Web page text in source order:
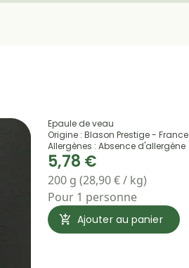
Epaule de veau
Origine : Blason Prestige - France
Allergènes : Absence d'allergène
5,78 €
200 g (28,90 € / kg)
Pour 1 personne
Ajouter au panier